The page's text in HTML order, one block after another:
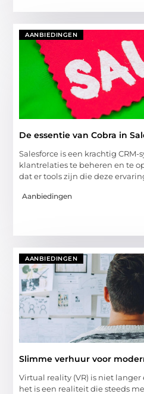
AANBIEDINGEN
De essentie van Cobra in
Salesforce is een krachtig
klantrelaties te beheren en te
dat er tools zijn die deze
Aanbiedingen
AANBIEDINGEN
Slimme verhuur voor
Virtual reality (VR) is niet
het is een realiteit die steeds